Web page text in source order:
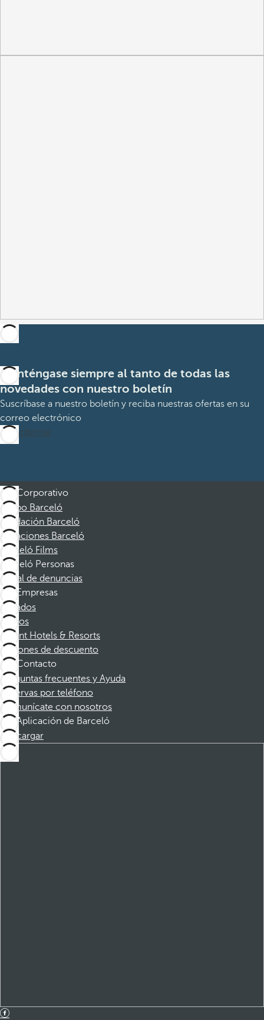
Manténgase siempre al tanto de todas las
novedades con nuestro boletín
Suscríbase a nuestro boletín y reciba nuestras ofertas en su
correo electrónico
Suscribirme
Corporativo
Grupo Barceló
Fundación Barceló
Vacaciones Barceló
Barceló Films
Barceló Personas
Canal de denuncias
Empresas
Afiliados
Socios
Dorint Hotels & Resorts
Cupones de descuento
Contacto
Preguntas frecuentes y Ayuda
Reservas por teléfono
Comunícate con nosotros
Aplicación de Barceló
Descargar